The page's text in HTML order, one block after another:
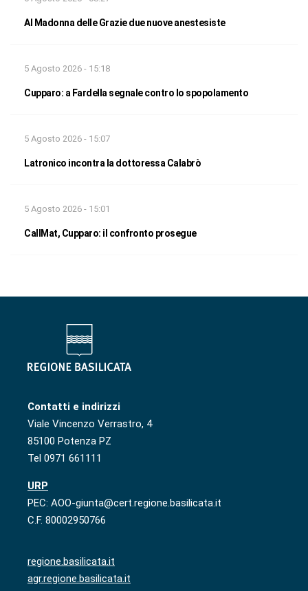
Al Madonna delle Grazie due nuove anestesiste
5 Agosto 2026 - 15:18
Cupparo: a Fardella segnale contro lo spopolamento
5 Agosto 2026 - 15:07
Latronico incontra la dottoressa Calabrò
5 Agosto 2026 - 15:01
CallMat, Cupparo: il confronto prosegue
Contatti e indirizzi
Viale Vincenzo Verrastro, 4
85100 Potenza PZ
Tel 0971 661111
URP
PEC: AOO-giunta@cert.regione.basilicata.it
C.F. 80002950766
regione.basilicata.it
agr.regione.basilicata.it